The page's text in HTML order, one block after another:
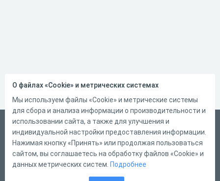
Русский
Справка
Форма обратной связи
О файлах «Cookie» и метрических системах
Мы используем файлы «Cookie» и метрические системы
для сбора и анализа информации о производительности и
использовании сайта, а также для улучшения и
индивидуальной настройки предоставления информации.
Нажимая кнопку «Принять» или продолжая пользоваться
сайтом, вы соглашаетесь на обработку файлов «Cookie» и
данных метрических систем. Подробнее